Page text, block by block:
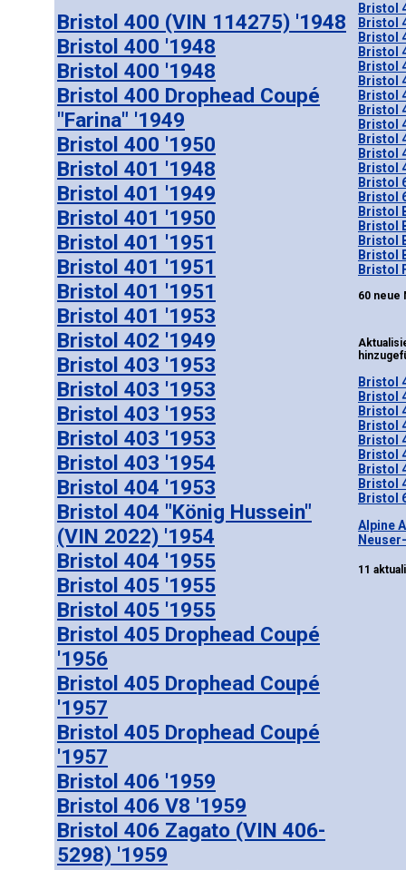
Bristol 400 (VIN 114275) '1948
Bristol 400 '1948
Bristol 400 '1948
Bristol 400 Drophead Coupé
"Farina" '1949
Bristol 400 '1950
Bristol 401 '1948
Bristol 401 '1949
Bristol 401 '1950
Bristol 401 '1951
Bristol 401 '1951
Bristol 401 '1951
Bristol 401 '1953
Bristol 402 '1949
Bristol 403 '1953
Bristol 403 '1953
Bristol 403 '1953
Bristol 403 '1953
Bristol 403 '1954
Bristol 404 '1953
Bristol 404 "König Hussein"
(VIN 2022) '1954
Bristol 404 '1955
Bristol 405 '1955
Bristol 405 '1955
Bristol 405 Drophead Coupé
'1956
Bristol 405 Drophead Coupé
'1957
Bristol 405 Drophead Coupé
'1957
Bristol 406 '1959
Bristol 406 V8 '1959
Bristol 406 Zagato (VIN 406-
5298) '1959
Bristol
Bristol
Bristol
Bristol
Bristol
Bristol
Bristol
Bristol
Bristol
Bristol
Bristol
Bristol
Bristol
Bristol
Bristol
Bristol
Bristol
Bristol
Bristol
60 neue
Bristol
Bristol
Bristol
Bristol
Bristol
Bristol
Bristol
Bristol
Bristol
Alpine
11